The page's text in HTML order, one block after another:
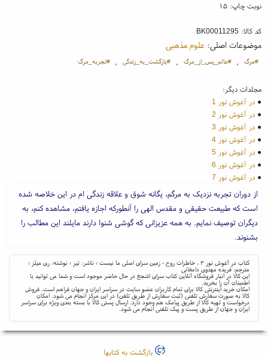
نوبت چاپ: ۱۵
کد کالا:BK00011295
موضوعات اصلی:علوم مذهبی
#مرگ ، #عالم_پس_از_مرگ ، #بازگشت_به_زندگی ، #تجربه_مرگ
مجلدات دیگر:
●در آغوش نور 1
●در آغوش نور 2
●در آغوش نور 3
●در آغوش نور 4
●در آغوش نور 5
●در آغوش نور 6
●در آغوش نور 7
از دوران تجربه نزدیک به مرگم، یگانه شوق و علاقه زندگی ام در این خلاصه شده
است که طبیعت حقیقی و مقدس الهی را آنطورکه اجازه یافتم، مشاهده کنم، به
دیگران توصیف نمایم. به همه عزیزانی که گوشی شنوا دارند مایلند این مطالب را
بشنوند.
کتاب در آغوش نور ۳ ، خاطرات روح - زمین سرای اصلی ما نیست ؛ ناشر: تیر ؛ نوشته: ری میلز ؛
مترجم: فریده مهدوی دامغانی
این کالا در انبار فروشگاه آنلاین کتاب سرای اشجع در حال حاضر موجود است و شما می توانید با
اطمینان آن را بخرید.
امکان خرید اینترنتی کالا برای تمام کاربران عضو سایت در سراسر ایران و جهان فراهم است. فروش
کالا به صورت سفارش تلفنی (ثبت سفارش از طریق تلفن) در این مرکز انجام می شود. امکان
درخواست و تهیه کالا از طریق پیامک هم وجود دارد. ارسال پستی کالا با بسته بندی ویژه برای سراسر
ایران و جهان از طریق پست و پیک تلفنی انجام می شود.
بازگشت به کتابها